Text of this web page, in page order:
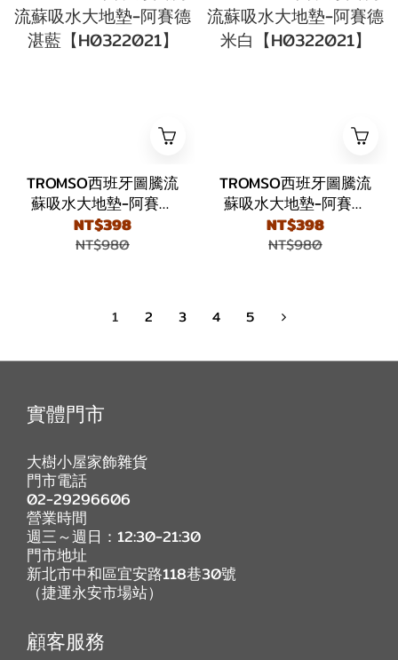
TROMSO西班牙圖騰流
蘇吸水大地墊-阿賽德
湛藍【H0322021】
NT$398
NT$980
TROMSO西班牙圖騰流
蘇吸水大地墊-阿賽德
米白【H0322021】
NT$398
NT$980
1 2 3 4 5
實體門市
大樹小屋家飾雜貨
門市電話
02-29296606
營業時間
週三～週日：12:30-21:30
門市地址
新北市中和區宜安路118巷30號
（捷運永安市場站）
顧客服務